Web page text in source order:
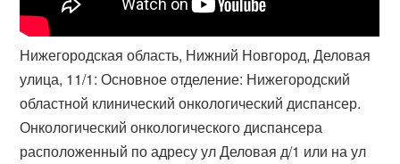
Нижегородская область, Нижний Новгород, Деловая
улица, 11/1: Основное отделение: Нижегородский
областной клинический онкологический диспансер.
Онкологический онкологического диспансера
расположенный по адресу ул Деловая д/1 или на ул